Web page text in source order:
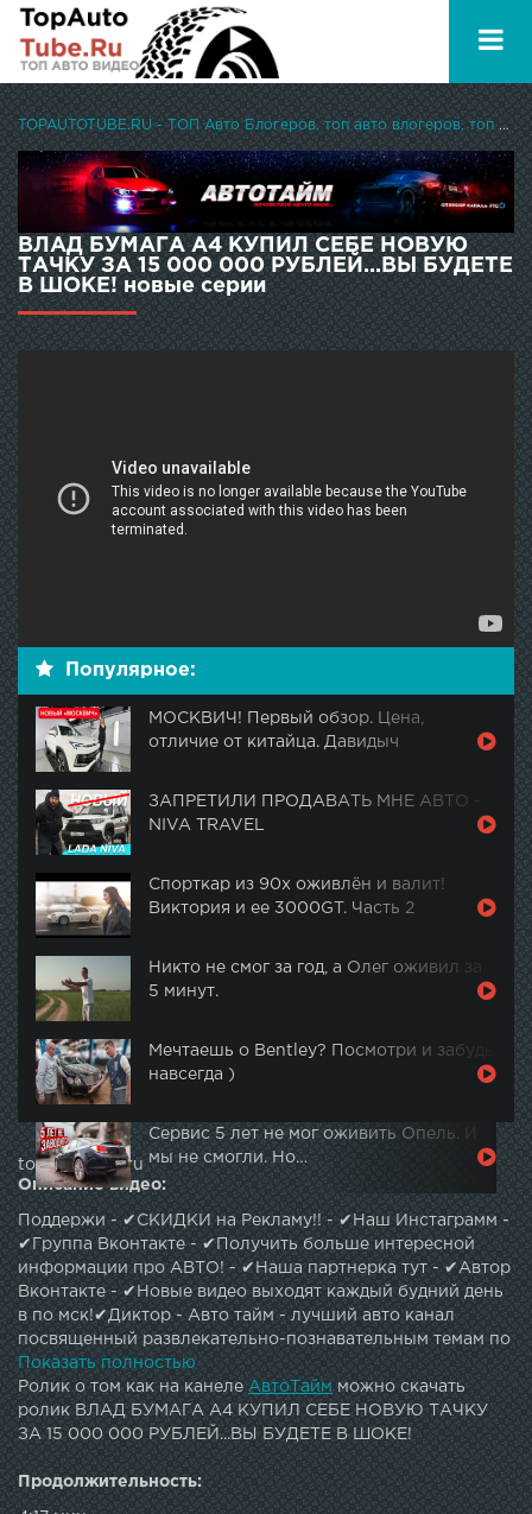
TOPAUTOTUBE.RU - ТОП Авто Блогеров, топ авто влогеров, топ авто ютуберов
ВЛАД БУМАГА А4 КУПИЛ СЕБЕ НОВУЮ
ТАЧКУ ЗА 15 000 000 РУБЛЕЙ...ВЫ БУДЕТЕ
В ШОКЕ! новые серии
Популярное:
МОСКВИЧ! Первый обзор. Цена,
отличие от китайца. Давидыч
ЗАПРЕТИЛИ ПРОДАВАТЬ МНЕ АВТО -
NIVA TRAVEL
Спорткар из 90х оживлён и валит!
Виктория и ее 3000GT. Часть 2
Никто не смог за год, а Олег оживил за
5 минут.
Мечтаешь о Bentley? Посмотри и забудь
навсегда )
Сервис 5 лет не мог оживить Опель. И
мы не смогли. Но…
topautotube.ru
Описание видео:
Поддержи - ✔СКИДКИ на Рекламу!! - ✔Наш Инстаграмм -
✔Группа Вконтакте - ✔Получить больше интересной
информации про АВТО! - ✔Наша партнерка тут - ✔Автор
Вконтакте - ✔Новые видео выходят каждый будний день
в по мск!✔Диктор - Авто тайм - лучший авто канал
посвященный развлекательно-познавательным темам по
машинам.Различные рейтинги,обзоры лучших
автомобилей и многое другое!По вопросам рекламы,
сотрудничества - mashor@ip.team
Показать полностью
Ролик о том как на канелеАвтоТайм можно скачать
ролик ВЛАД БУМАГА А4 КУПИЛ СЕБЕ НОВУЮ ТАЧКУ
ЗА 15 000 000 РУБЛЕЙ...ВЫ БУДЕТЕ В ШОКЕ!
Продолжительность: